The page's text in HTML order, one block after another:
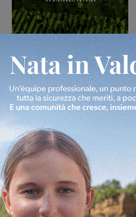
Weekender: cosa fare nel
fine settimana in
Valdarno
Weekender 7 Agosto 2026